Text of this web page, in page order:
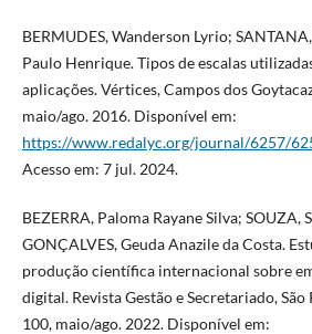
BERMUDES, Wanderson Lyrio;
Paulo Henrique. Tipos de escalas
aplicações. Vértices, Campos dos
maio/ago. 2016. Disponível em:
https://www.redalyc.org/journal/6257/
Acesso em: 7 jul. 2024.
BEZERRA, Paloma Rayane Silva;
GONÇALVES, Geuda Anazile da Costa.
produção científica internacional sobre
digital. Revista Gestão e Secretariado, São
100, maio/ago. 2022. Disponível em: